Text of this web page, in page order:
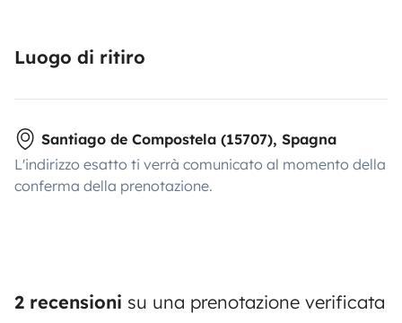
Luogo di ritiro
Santiago de Compostela (15707), Spagna
L'indirizzo esatto ti verrà comunicato al momento della
conferma della prenotazione.
2 recensioni su una prenotazione verificata